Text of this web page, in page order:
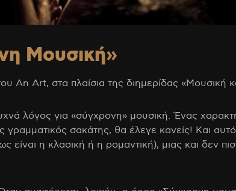
Μουσική»
Art, στα πλαίσια της διημερίδας «Μουσική
λόγος για «σύγχρονη» μουσική. Ένας
γραμματικός σακάτης, θα έλεγε κανείς! Και
η κλασική ή η ρομαντική), μιας και δεν